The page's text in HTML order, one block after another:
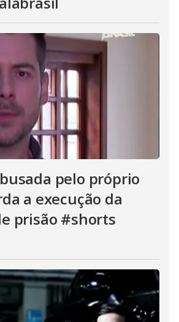
pelo próprio
a execução da
prisão #shorts